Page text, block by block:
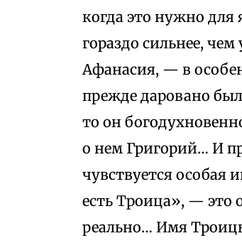
когда это нужно для
гораздо сильнее,
Афанасия, — в
прежде даровано
то он
о нем Григорий… И
чувствуется
есть Троица», — это
реально… Имя